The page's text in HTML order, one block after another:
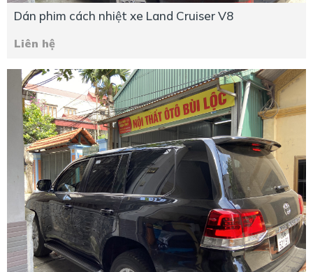
Dán phim cách nhiệt xe Land Cruiser V8
Liên hệ